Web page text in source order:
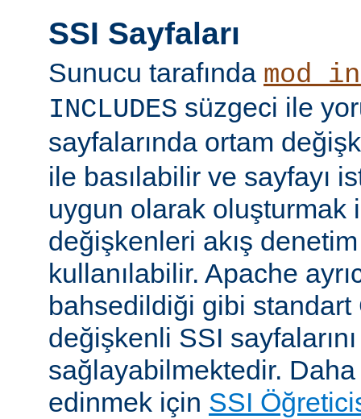
SSI Sayfaları
Sunucu tarafında
INCLUDES süzgeci ile
sayfalarında ortam
ile basılabilir ve sayfayı
uygun olarak oluşturmak
değişkenleri akış
kullanılabilir. Apache
bahsedildiği gibi standart
değişkenli SSI
sağlayabilmektedir. Daha
edinmek için SSI